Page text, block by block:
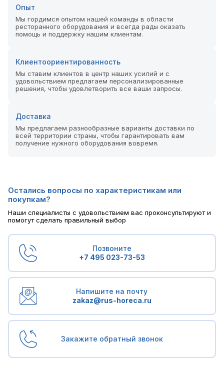
Опыт
Мы гордимся опытом нашей команды в области
ресторанного оборудования и всегда рады оказать
помощь и поддержку нашим клиентам.
Клиентоориентированность
Мы ставим клиентов в центр наших усилий и с
удовольствием предлагаем персонализированные
решения, чтобы удовлетворить все ваши запросы.
Доставка
Мы предлагаем разнообразные варианты доставки по
всей территории страны, чтобы гарантировать вам
получение нужного оборудования вовремя.
Остались вопросы по характеристикам или
покупкам?
Наши специалисты с удовольствием вас проконсультируют и
помогут сделать правильный выбор
Позвоните
+7 495 023-73-53
Напишите на почту
zakaz@rus-horeca.ru
Закажите обратный звонок